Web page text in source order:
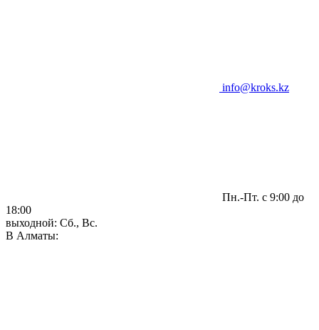
info@kroks.kz
Пн.-Пт. с 9:00 до
18:00
выходной: Сб., Вс.
В Алматы: